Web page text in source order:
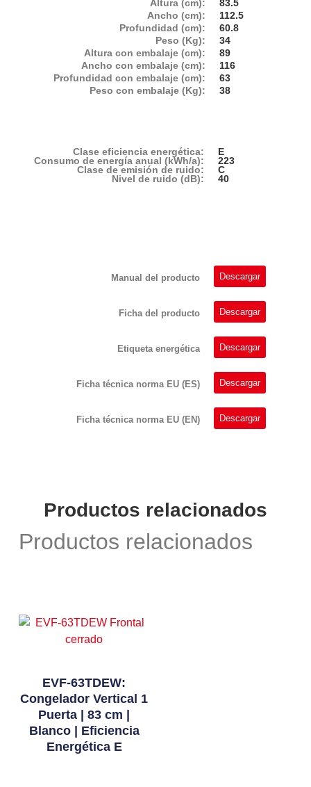
Altura (cm):
83.5
Ancho (cm):
112.5
Profundidad (cm):
60.8
Peso (Kg):
34
Altura con embalaje (cm):
89
Ancho con embalaje (cm):
116
Profundidad con embalaje (cm):
63
Peso con embalaje (Kg):
38
Clase eficiencia energética:
E
Consumo de energía anual (kWh/a):
223
Clase de emisión de ruido:
C
Nivel de ruido (dB):
40
Manual del producto Descargar
Ficha del producto Descargar
Etiqueta energética Descargar
Ficha técnica norma EU (ES) Descargar
Ficha técnica norma EU (EN) Descargar
Productos relacionados
Productos relacionados
EVF-63TDEW:
Congelador Vertical 1
Puerta | 83 cm |
Blanco | Eficiencia
Energética E